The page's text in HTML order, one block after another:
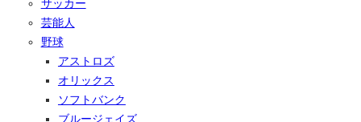
サッカー
芸能人
野球
アストロズ
オリックス
ソフトバンク
ブルージェイズ